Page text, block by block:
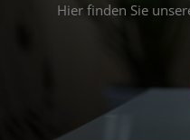
Hier finden Sie